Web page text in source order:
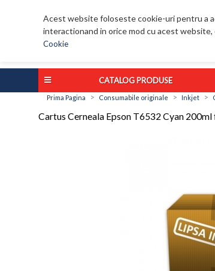
Acest website foloseste cookie-uri pentru a
interactionand in orice mod cu acest
Cookie
CATALOG PRODUSE
Prima Pagina > Consumabile originale > Inkjet >
Cartus Cerneala Epson T6532 Cyan